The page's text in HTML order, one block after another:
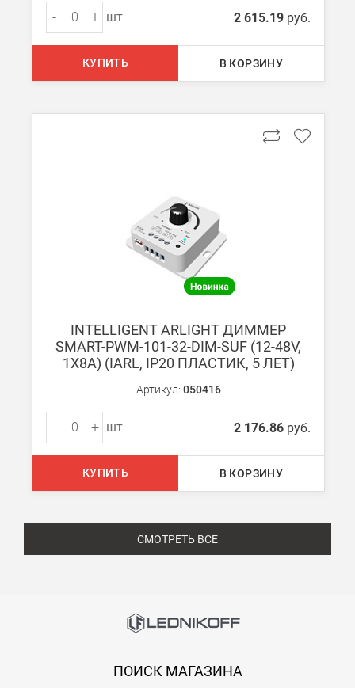
- + шт 2 615.19 руб.
КУПИТЬ В КОРЗИНУ
INTELLIGENT ARLIGHT ДИММЕР
SMART-PWM-101-32-DIM-SUF (12-48V,
1X8A) (IARL, IP20 ПЛАСТИК, 5 ЛЕТ)
Артикул: 050416
- + шт 2 176.86 руб.
КУПИТЬ В КОРЗИНУ
СМОТРЕТЬ ВСЕ
ПОИСК МАГАЗИНА